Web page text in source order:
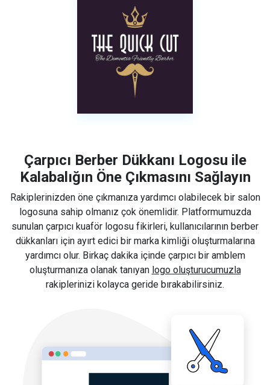
Çarpıcı Berber Dükkanı Logosu ile
Kalabalığın Öne Çıkmasını Sağlayın
Rakiplerinizden öne çıkmanıza yardımcı olabilecek bir salon
logosuna sahip olmanız çok önemlidir. Platformumuzda
sunulan çarpıcı kuaför logosu fikirleri, kullanıcılarının berber
dükkanları için ayırt edici bir marka kimliği oluşturmalarına
yardımcı olur. Birkaç dakika içinde çarpıcı bir amblem
oluşturmanıza olanak tanıyan logo oluşturucumuzla
rakiplerinizi kolayca geride bırakabilirsiniz.